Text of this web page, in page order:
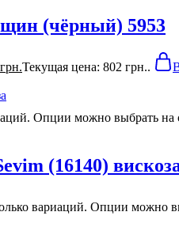
(чёрный) 5953
грн.Текущая цена: 802 грн..
Опции можно выбрать на
(16140)
вариаций. Опции можно